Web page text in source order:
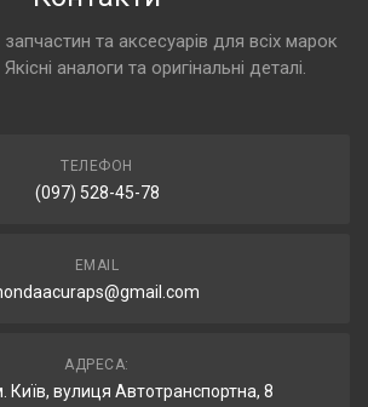
та аксесуарів для всіх марок
аналоги та оригінальні деталі.
ТЕЛЕФОН
(097) 528-45-78
EMAIL
АДРЕСА:
Київ, вулиця Автотранспортна, 8